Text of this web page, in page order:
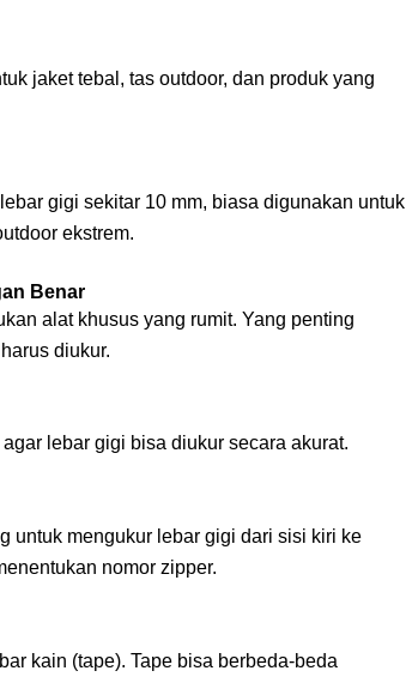
jaket tebal, tas outdoor, dan produk yang
gigi sekitar 10 mm, biasa digunakan untuk
ekstrem.
Benar
alat khusus yang rumit. Yang penting
diukur.
lebar gigi bisa diukur secara akurat.
untuk mengukur lebar gigi dari sisi kiri ke
nomor zipper.
kain (tape). Tape bisa berbeda-beda